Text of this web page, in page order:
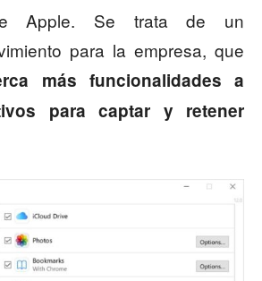
Apple. Se trata de un
para la empresa, que
más funcionalidades a
para captar y retener